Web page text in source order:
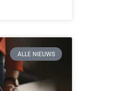
ALLE NIEUWS